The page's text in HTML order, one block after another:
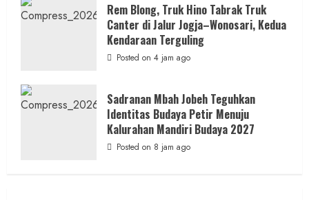
Rem Blong, Truk Hino Tabrak Truk
Canter di Jalur Jogja–Wonosari, Kedua
Kendaraan Terguling
Posted on 4 jam ago
Sadranan Mbah Jobeh Teguhkan
Identitas Budaya Petir Menuju
Kalurahan Mandiri Budaya 2027
Posted on 8 jam ago